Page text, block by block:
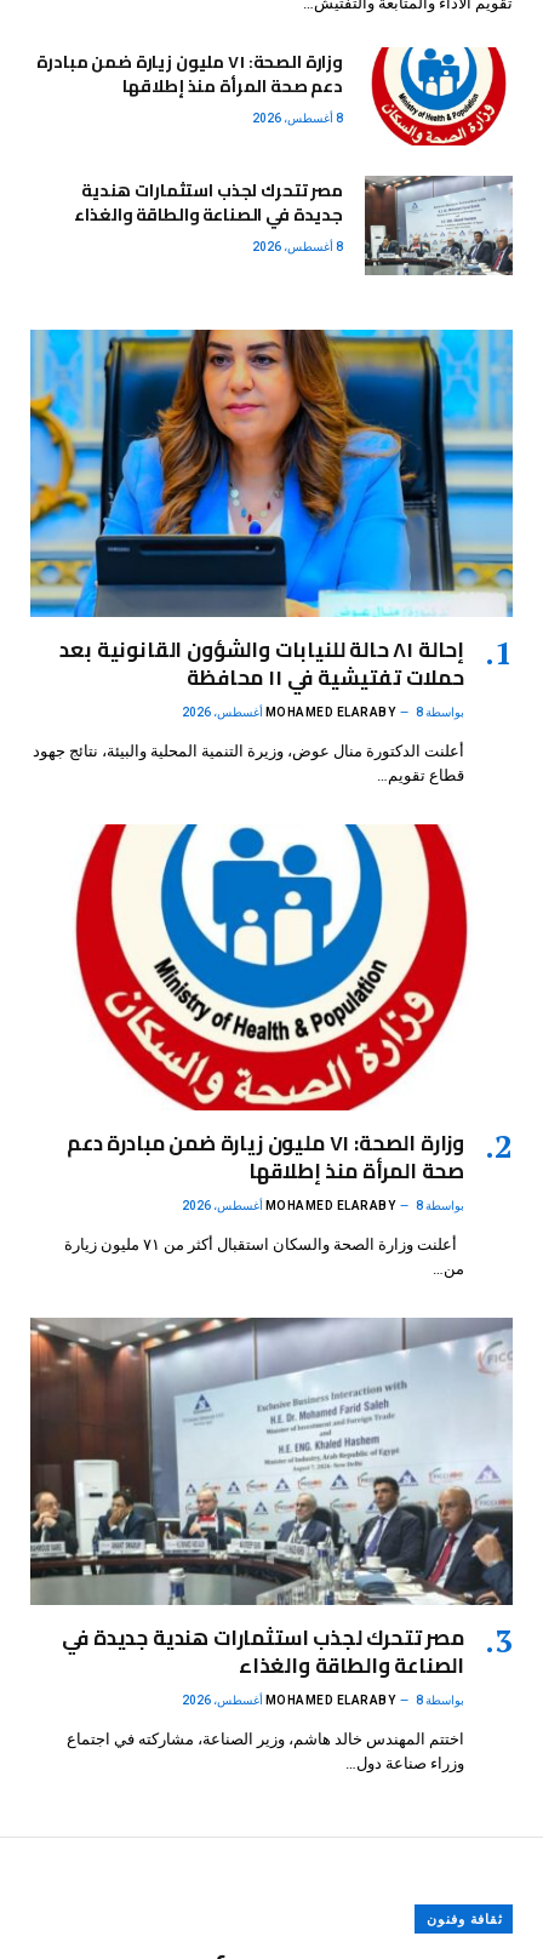
وزارة الصحة: ٧١ مليون زيارة ضمن مبادرة
دعم صحة المرأة منذ إطلاقها
8 أغسطس، 2026
مصر تتحرك لجذب استثمارات هندية
جديدة في الصناعة والطاقة والغذاء
8 أغسطس، 2026
إحالة ٨١ حالة للنيابات والشؤون القانونية بعد
حملات تفتيشية في ١١ محافظة
بواسطة MOHAMED ELARABY 8 أغسطس، 2026
أعلنت الدكتورة منال عوض، وزيرة التنمية المحلية والبيئة، نتائج جهود
قطاع تقويم…
وزارة الصحة: ٧١ مليون زيارة ضمن مبادرة دعم
صحة المرأة منذ إطلاقها
بواسطة MOHAMED ELARABY 8 أغسطس، 2026
أعلنت وزارة الصحة والسكان استقبال أكثر من ٧١ مليون زيارة
من…
مصر تتحرك لجذب استثمارات هندية جديدة في
الصناعة والطاقة والغذاء
بواسطة MOHAMED ELARABY 8 أغسطس، 2026
اختتم المهندس خالد هاشم، وزير الصناعة، مشاركته في اجتماع
وزراء صناعة دول…
ثقافة وفنون